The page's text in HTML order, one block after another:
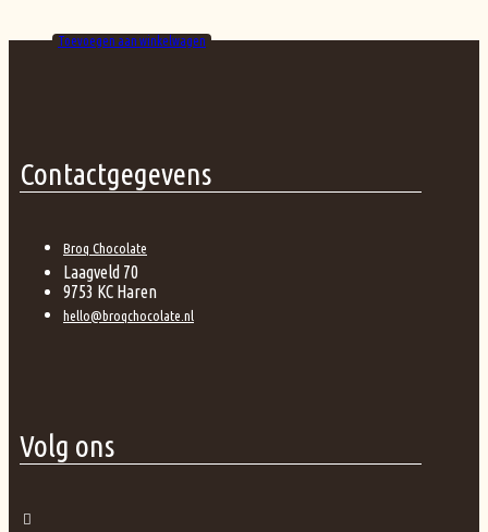
Toevoegen aan winkelwagen
Contactgegevens
Broq Chocolate
Laagveld 70
9753 KC Haren
hello@broqchocolate.nl
Volg ons